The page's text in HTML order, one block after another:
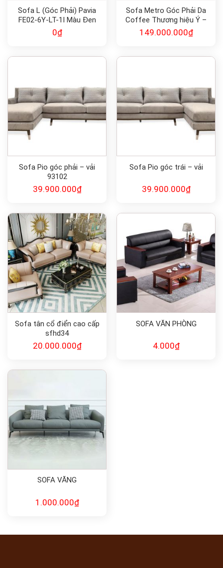
Sofa L (Góc Phải) Pavia
FE02-6Y-LT-1I Màu Đen
SFHDL003
0₫
Sofa Metro Góc Phải Da
Coffee Thương hiệu Ý –
Calligaris
149.000.000₫
Sofa Pio góc phải – vải
93102
39.900.000₫
Sofa Pio góc trái – vải
39.900.000₫
Sofa tân cổ điển cao cấp
sfhd34
20.000.000₫
SOFA VĂN PHÒNG
4.000₫
SOFA VĂNG
1.000.000₫